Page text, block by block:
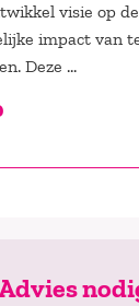
visie op
impact van
Deze ...